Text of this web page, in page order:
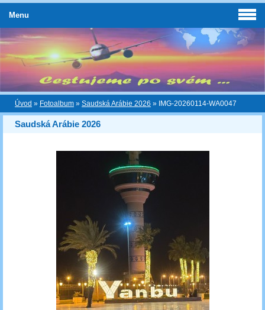
Úvod » Fotoalbum » Saudská Arábie 2026 » IMG-20260114-WA0047
Saudská Arábie 2026
Menu